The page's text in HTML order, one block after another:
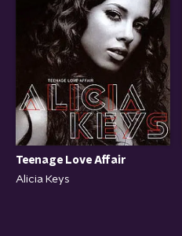
Teenage Love Affair
Alicia Keys